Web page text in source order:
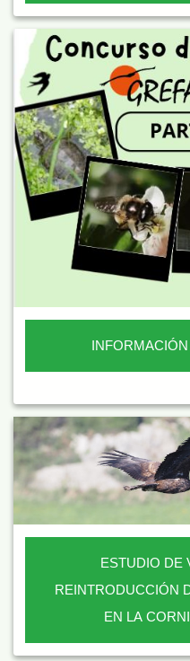
ESTUDIO DE
REINTRODUCCIÓN
EN LA